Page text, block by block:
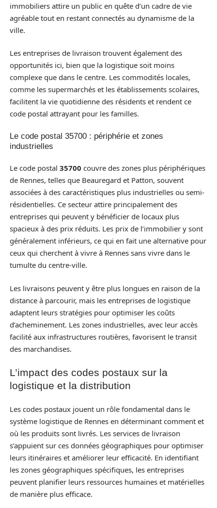
immobiliers attire un public en quête d’un cadre de vie
agréable tout en restant connectés au dynamisme de la
ville.
Les entreprises de livraison trouvent également des
opportunités ici, bien que la logistique soit moins
complexe que dans le centre. Les commodités locales,
comme les supermarchés et les établissements scolaires,
facilitent la vie quotidienne des résidents et rendent ce
code postal attrayant pour les familles.
Le code postal 35700 : périphérie et zones
industrielles
Le code postal 35700 couvre des zones plus périphériques
de Rennes, telles que Beauregard et Patton, souvent
associées à des caractéristiques plus industrielles ou semi-
résidentielles. Ce secteur attire principalement des
entreprises qui peuvent y bénéficier de locaux plus
spacieux à des prix réduits. Les prix de l’immobilier y sont
généralement inférieurs, ce qui en fait une alternative pour
ceux qui cherchent à vivre à Rennes sans vivre dans le
tumulte du centre-ville.
Les livraisons peuvent y être plus longues en raison de la
distance à parcourir, mais les entreprises de logistique
adaptent leurs stratégies pour optimiser les coûts
d’acheminement. Les zones industrielles, avec leur accès
facilité aux infrastructures routières, favorisent le transit
des marchandises.
L’impact des codes postaux sur la
logistique et la distribution
Les codes postaux jouent un rôle fondamental dans le
système logistique de Rennes en déterminant comment et
où les produits sont livrés. Les services de livraison
s’appuient sur ces données géographiques pour optimiser
leurs itinéraires et améliorer leur efficacité. En identifiant
les zones géographiques spécifiques, les entreprises
peuvent planifier leurs ressources humaines et matérielles
de manière plus efficace.